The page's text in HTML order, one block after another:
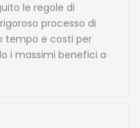
le regole di
processo di
tempo e costi per
i massimi benefici a